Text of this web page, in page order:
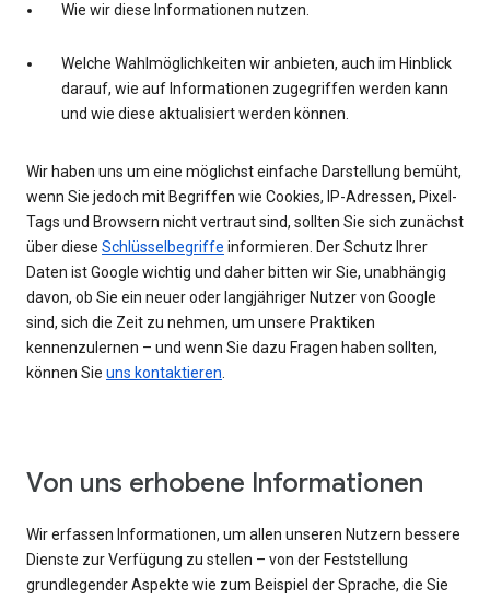
Wie wir diese Informationen nutzen.
Welche Wahlmöglichkeiten wir anbieten, auch im Hinblick
darauf, wie auf Informationen zugegriffen werden kann
und wie diese aktualisiert werden können.
Wir haben uns um eine möglichst einfache Darstellung bemüht,
wenn Sie jedoch mit Begriffen wie Cookies, IP-Adressen, Pixel-
Tags und Browsern nicht vertraut sind, sollten Sie sich zunächst
über diese Schlüsselbegriffe informieren. Der Schutz Ihrer
Daten ist Google wichtig und daher bitten wir Sie, unabhängig
davon, ob Sie ein neuer oder langjähriger Nutzer von Google
sind, sich die Zeit zu nehmen, um unsere Praktiken
kennenzulernen – und wenn Sie dazu Fragen haben sollten,
können Sie uns kontaktieren.
Von uns erhobene Informationen
Wir erfassen Informationen, um allen unseren Nutzern bessere
Dienste zur Verfügung zu stellen – von der Feststellung
grundlegender Aspekte wie zum Beispiel der Sprache, die Sie